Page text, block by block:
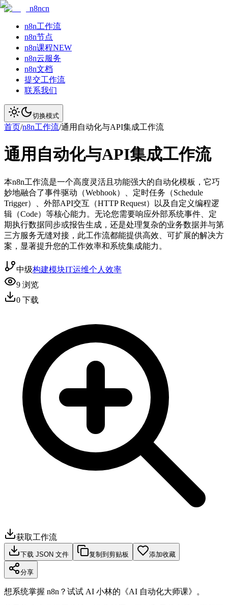
n8ncn
n8n工作流
n8n节点
n8n课程NEW
n8n云服务
n8n文档
提交工作流
联系我们
切换模式
首页/n8n工作流/通用自动化与API集成工作流
通用自动化与API集成工作流
本n8n工作流是一个高度灵活且功能强大的自动化模板，它巧
妙地融合了事件驱动（Webhook）、定时任务（Schedule
Trigger）、外部API交互（HTTP Request）以及自定义编程逻
辑（Code）等核心能力。无论您需要响应外部系统事件、定
期执行数据同步或报告生成，还是处理复杂的业务数据并与第
三方服务无缝对接，此工作流都能提供高效、可扩展的解决方
案，显著提升您的工作效率和系统集成能力。
中级构建模块IT运维个人效率
9 浏览
0 下载
获取工作流
下载 JSON 文件 复制到剪贴板 添加收藏
分享
想系统掌握 n8n？试试 AI 小林的《AI 自动化大师课》。